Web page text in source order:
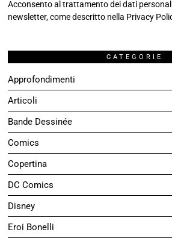
Acconsento al trattamento dei dati personali
newsletter, come descritto nella Privacy
CATEGORIE
Approfondimenti
Articoli
Bande Dessinée
Comics
Copertina
DC Comics
Disney
Eroi Bonelli